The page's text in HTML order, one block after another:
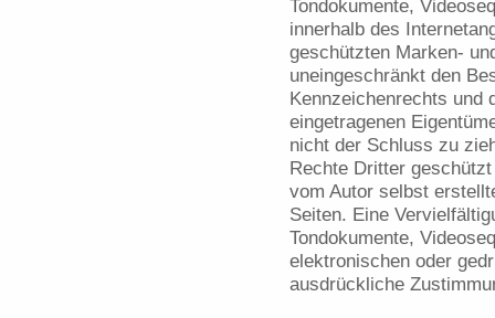
Tondokumente,
innerhalb des
geschützten Marken-
uneingeschränkt den
Kennzeichenrechts und
eingetragenen
nicht der Schluss zu
Rechte Dritter
vom Autor selbst
Seiten. Eine
Tondokumente,
elektronischen oder
ausdrückliche